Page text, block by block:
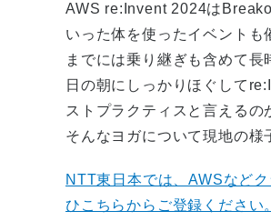
AWS re:Invent 2024は
いった体を使ったイベント
までには乗り継ぎも含めて
日の朝にしっかりほぐして
ストプラクティスと言える
そんなヨガについて現地の様
NTT東日本では、AWSなど
ひこちらからご登録ください。